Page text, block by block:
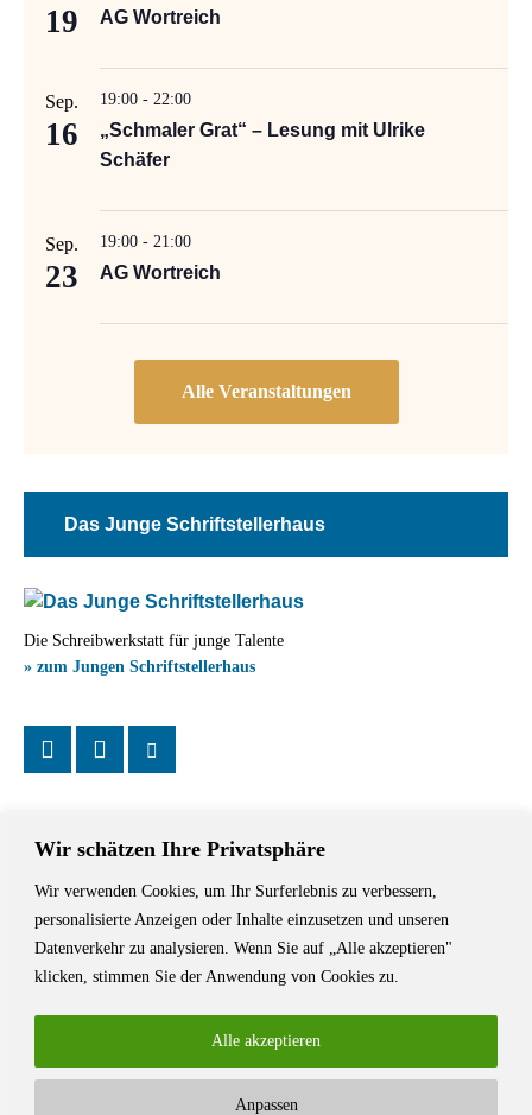
Wir schätzen Ihre Privatsphäre
Wir verwenden Cookies, um Ihr Surferlebnis zu verbessern,
personalisierte Anzeigen oder Inhalte einzusetzen und unseren
Datenverkehr zu analysieren. Wenn Sie auf „Alle akzeptieren"
klicken, stimmen Sie der Anwendung von Cookies zu.
Anpassen
Alle akzeptieren
19 AG Wortreich
Sep.
16
19:00 - 22:00
„Schmaler Grat“ – Lesung mit Ulrike
Schäfer
Sep.
23
19:00 - 21:00
AG Wortreich
Das Junge Schriftstellerhaus
Die Schreibwerkstatt für junge Talente
» zum Jungen Schriftstellerhaus
Das Schriftstellerhaus ist ein beliebter Treffpunkt für Autorinnen und
Autoren aus Stuttgart und der Region sowie ein Veranstaltungsort für
Lesungen, Tagungen und Schreibwerkstätten.